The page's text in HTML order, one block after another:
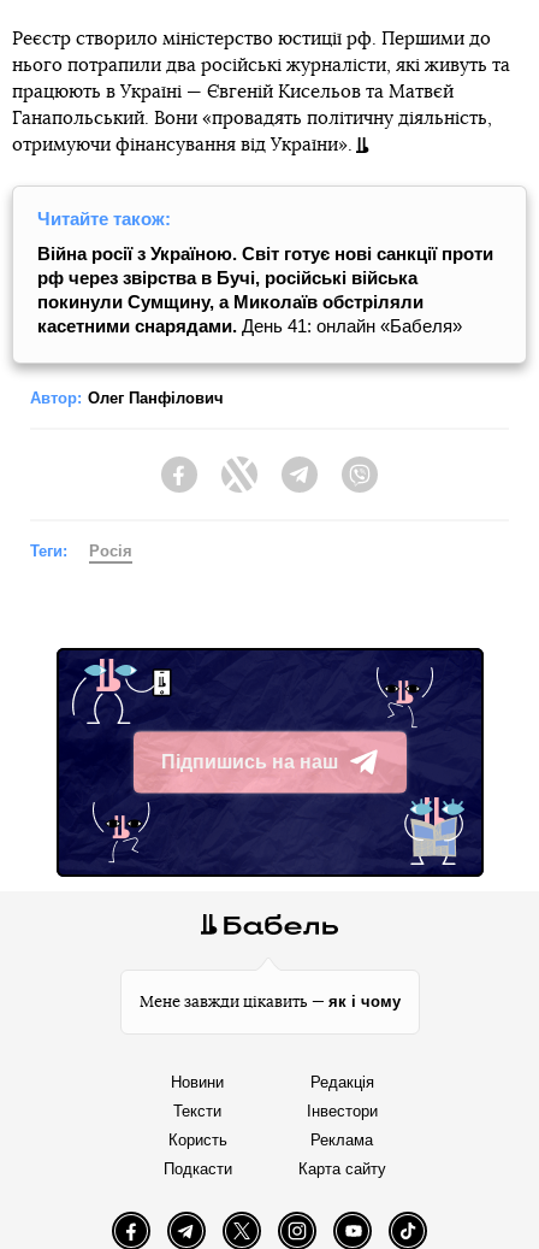
Реєстр створило міністерство юстиції рф. Першими до
нього потрапили два російські журналісти, які живуть та
працюють в Україні — Євгеній Кисельов та Матвєй
Ганапольський. Вони «провадять політичну діяльність,
отримуючи фінансування від України».
Читайте також:
Війна росії з Україною. Світ готує нові санкції проти
рф через звірства в Бучі, російські війська
покинули Сумщину, а Миколаїв обстріляли
касетними снарядами. День 41: онлайн «Бабеля»
Автор: Олег Панфілович
FacebookTwitter Telegram
Теги: Росія
Підпишись на наш
Telegram
Мене завжди цікавить — як і чому
Новини
Тексти
Користь
Подкасти
Редакція
Інвестори
Реклама
Карта сайту
FacebookTelegramTwitter InstagramYouTube TikTok